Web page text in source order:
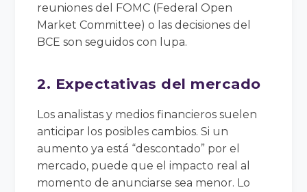
reuniones del FOMC (Federal Open
Market Committee) o las decisiones del
BCE son seguidos con lupa.
2. Expectativas del mercado
Los analistas y medios financieros suelen
anticipar los posibles cambios. Si un
aumento ya está “descontado” por el
mercado, puede que el impacto real al
momento de anunciarse sea menor. Lo